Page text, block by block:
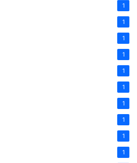
1
1
1
1
1
1
1
1
1
1